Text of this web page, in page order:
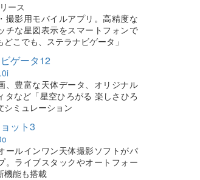
ース
撮影用モバイルアプリ。高精度な
チな星図表示をスマートフォンで
どこでも、ステラナビゲータ」
ゲータ12
、豊富な天体データ、オリジナル
タなど「星空ひろがる 楽しさひろ
シミュレーション
ット3
ールインワン天体撮影ソフトがパ
。ライブスタックやオートフォー
機能も搭載